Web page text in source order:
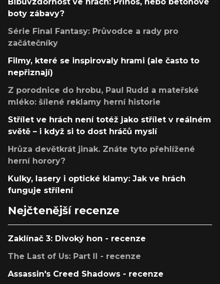
boty zábavy?
Série Final Fantasy: Průvodce a rady pro
začátečníky
Filmy, které se inspirovaly hrami (ale často to
nepřiznají)
Z porodnice do hrobu, Paul Rudd a mateřské
mléko: šílené reklamy herní historie
Střílet ve hrách není totéž jako střílet v reálném
světě – i když si to dost hráčů myslí
Hrůza devětkrát jinak. Znáte tyto přehlížené
herní horory?
Kulky, lasery i optické klamy: Jak ve hrách
funguje střílení
Nejčtenější recenze
Zaklínač 3: Divoký hon - recenze
The Last of Us: Part II - recenze
Assassin's Creed Shadows - recenze